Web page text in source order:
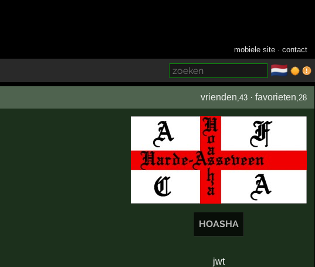
mobiele site ·contact
🇳🇱
vrienden ,43 ·favorieten ,28
HOASHA
jwt